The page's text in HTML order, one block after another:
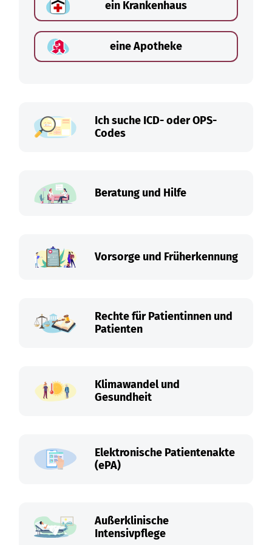
ein Krankenhaus
eine Apotheke
Ich suche ICD- oder OPS-
Codes
Beratung und Hilfe
Vorsorge und Früherkennung
Rechte für Patientinnen und
Patienten
Klimawandel und
Gesundheit
Elektronische Patientenakte
(ePA)
Außerklinische
Intensivpflege